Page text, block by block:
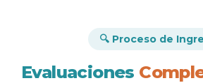
🔍 Proceso de
Evaluaciones